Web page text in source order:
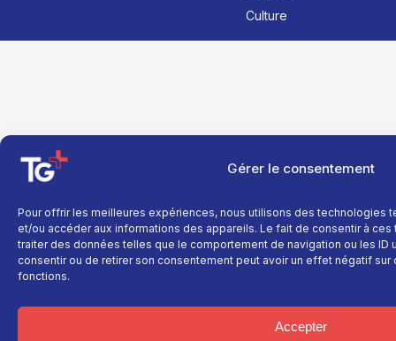
Gérer le consentement
Pour offrir les meilleures expériences, nous utilisons des technologies
et/ou accéder aux informations des appareils. Le fait de consentir à
traiter des données telles que le comportement de navigation ou les ID
consentir ou de retirer son consentement peut avoir un effet négatif
fonctions.
Accepter
Culture